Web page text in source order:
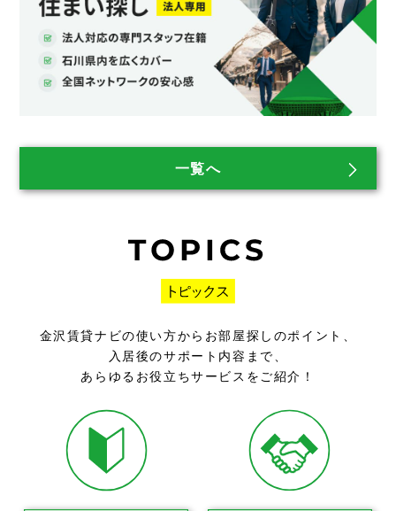
一覧へ
金沢賃貸ナビの使い方からお部屋探しのポイント、
入居後のサポート内容まで、
あらゆるお役立ちサービスをご紹介！